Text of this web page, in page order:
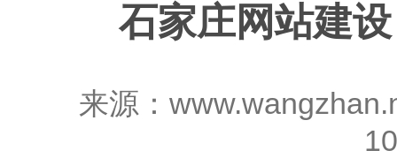
石家庄网站建
来源：